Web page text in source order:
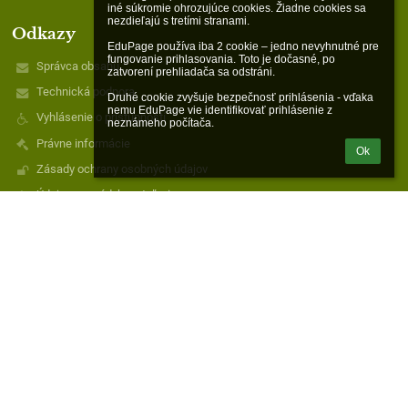
iné súkromie ohrozujúce cookies. Žiadne cookies sa
nezdieľajú s tretími stranami.
EduPage používa iba 2 cookie – jedno nevyhnutné pre
fungovanie prihlasovania. Toto je dočasné, po
zatvorení prehliadača sa odstráni.
Druhé cookie zvyšuje bezpečnosť prihlásenia - vďaka
nemu EduPage vie identifikovať prihlásenie z
neznámeho počítača.
Ok
Odkazy
Správca obsahu
Technická podpora
Vyhlásenie o prístupnosti
Právne informácie
Zásady ochrany osobných údajov
Údaje o prevádzkovateľovi